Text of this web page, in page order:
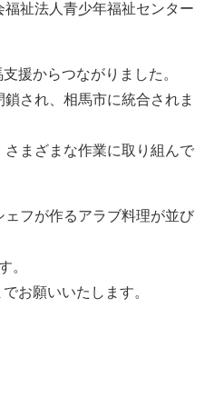
祉法人青少年福祉センター
援からつながりました。
され、相馬市に統合されま
まざまな作業に取り組んで
フが作るアラブ料理が並び
。
お願いいたします。